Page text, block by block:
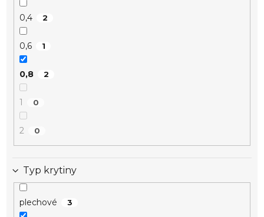
0,4 2
0,6 1
0,8 2
1 0
2 0
Typ krytiny
plechové 3